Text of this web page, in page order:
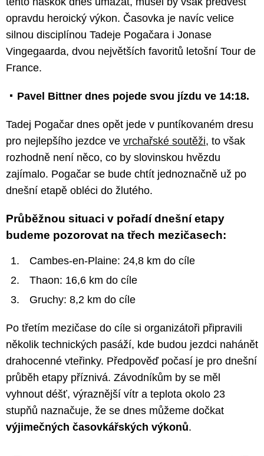
opravdu heroický výkon. Časovka je navíc velice
silnou disciplínou Tadeje Pogačara i Jonase
Vingegaarda, dvou největších favoritů letošní Tour de
France.
Pavel Bittner dnes pojede svou jízdu ve 14:18.
Tadej Pogačar dnes opět jede v puntíkovaném dresu
pro nejlepšího jezdce ve vrchařské soutěži, to však
rozhodně není něco, co by slovinskou hvězdu
zajímalo. Pogačar se bude chtít jednoznačně už po
dnešní etapě obléci do žlutého.
Průběžnou situaci v pořadí dnešní etapy
budeme pozorovat na třech mezičasech:
Cambes-en-Plaine: 24,8 km do cíle
Thaon: 16,6 km do cíle
Gruchy: 8,2 km do cíle
Po třetím mezičase do cíle si organizátoři připravili
několik technických pasáží, kde budou jezdci nahánět
drahocenné vteřinky. Předpověď počasí je pro dnešní
průběh etapy příznivá. Závodníkům by se měl
vyhnout déšť, výraznější vítr a teplota okolo 23
stupňů naznačuje, že se dnes můžeme dočkat
výjimečných časovkářských výkonů.